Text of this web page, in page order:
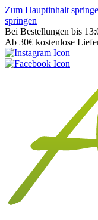
Zum Hauptinhalt
springen
Bei Bestellungen bis
Ab 30€ kostenlose